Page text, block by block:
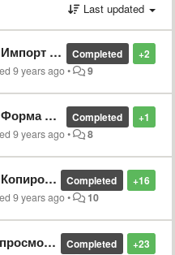
Last updated
+2
Completed
панель управления
9 years ago• 9
+1
Completed
транзаций
9 years ago• 8
+16
Completed
курса валют
9 years ago• 10
+23
Completed
счета